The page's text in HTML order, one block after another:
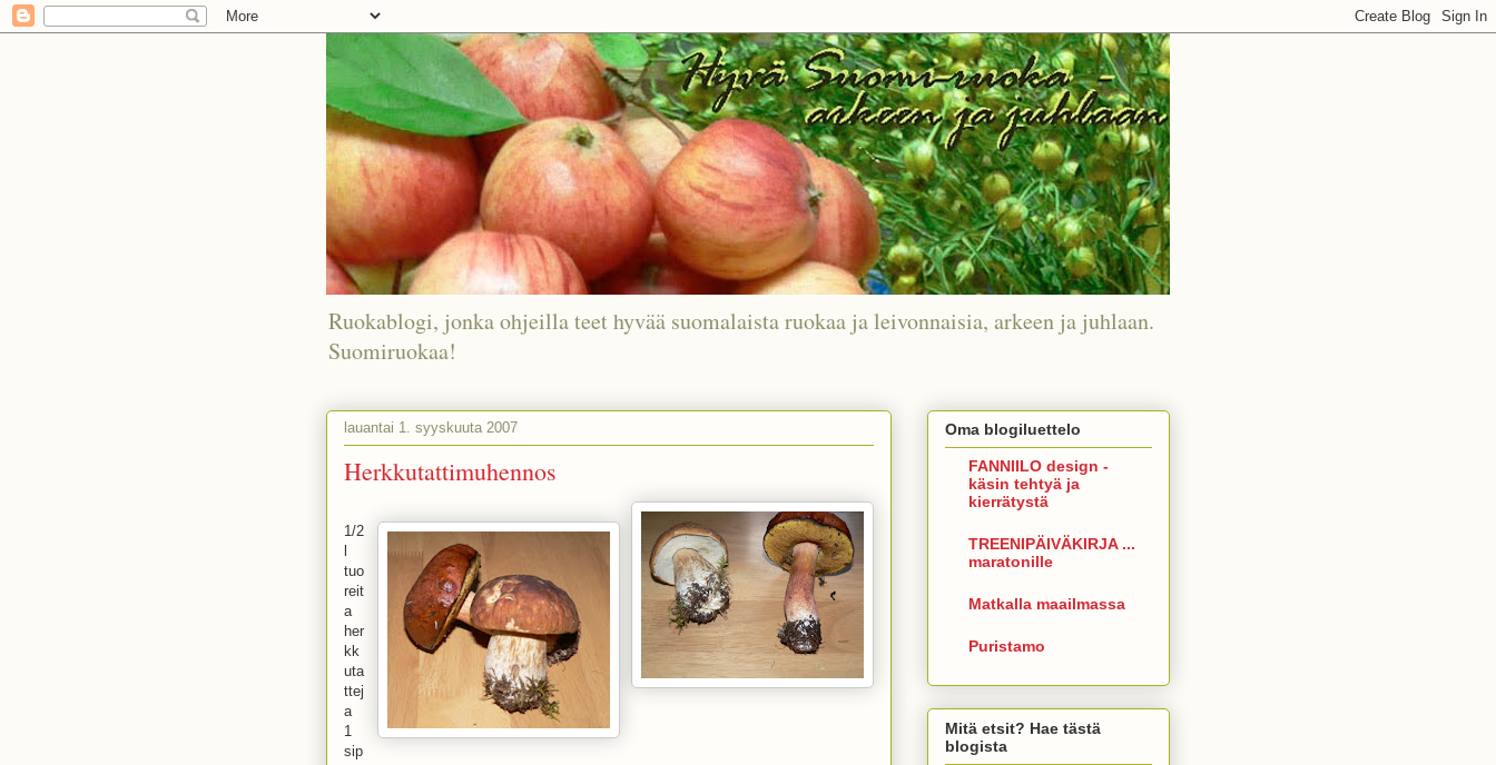
Ruokablogi, jonka ohjeilla teet hyvää suomalaista ruokaa ja leivonnaisia, arkeen ja juhlaan.
Suomiruokaa!
lauantai 1. syyskuuta 2007
Herkkutattimuhennos
1/2
tuo
reit
a
her
kk
uta
ttej
a
1
sip
Oma blogiluettelo
FANNIILO design -
käsin tehtyä ja
kierrätystä
TREENIPÄIVÄKIRJA ...
maratonille
Matkalla maailmassa
Puristamo
Mitä etsit? Hae tästä
blogista